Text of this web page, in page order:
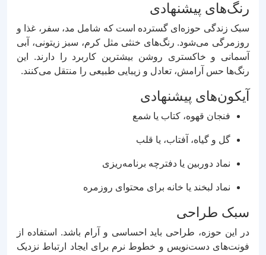
رنگ‌های پیشنهادی
سبک زندگی حوزه‌ای گسترده است که شامل مد، سفر، غذا و
روزمرگی می‌شود. رنگ‌های خنثی مثل کرم، سبز زیتونی، آبی
آسمانی و خاکستری روشن بیشترین کاربرد را دارند. این
رنگ‌ها حس آرامش، تعادل و زیبایی طبیعی را منتقل می‌کنند.
آیکون‌های پیشنهادی
فنجان قهوه، کتاب یا شمع
گل و گیاه، آفتاب، یا قلب
نماد دوربین یا دفترچه برنامه‌ریزی
نماد لبخند یا خانه برای محتوای روزمره
سبک طراحی
در این حوزه، طراحی باید احساسی و آرام باشد. استفاده از
فونت‌های دست‌نویس و خطوط نرم برای ایجاد ارتباط نزدیک